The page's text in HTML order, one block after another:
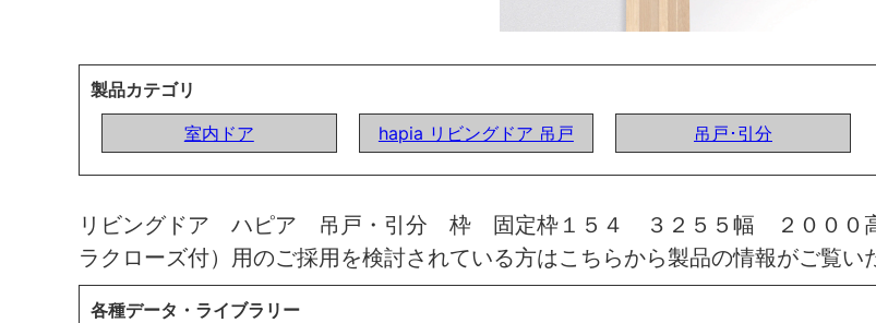
製品カテゴリ
室内ドア
hapia リビングドア 吊戸 吊戸･引分
リビングドア ハピア 吊戸・引分 枠 固定枠１５４ ３２５５幅 ２００
ラクローズ付）用のご採用を検討されている方はこちらから製品の情報がご覧い
各種データ・ライブラリー